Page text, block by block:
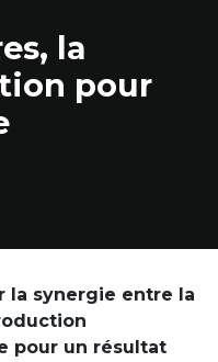
la
pour
la synergie entre la
pour un résultat